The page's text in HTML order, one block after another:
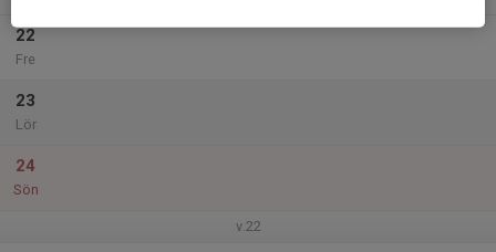
22
Fre
23
Lör
24
Sön
v.22